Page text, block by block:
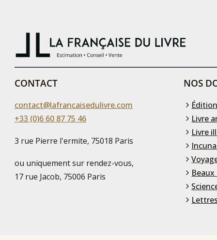
CONTACT
contact@lafrancaisedulivre.com
+33 (0)6 60 87 75 46
3 rue Pierre l'ermite, 75018 Paris
ou uniquement sur rendez-vous,
17 rue Jacob, 75006 Paris
NOS
Livre
Livre